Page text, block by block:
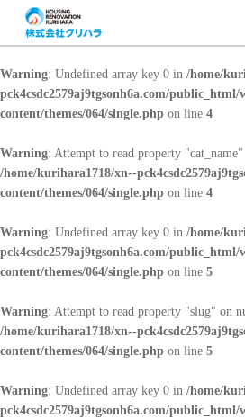
Warning: Undefined array key 0 in /home/
pck4csdc2579aj9tgsonh6a.com/public_html/
content/themes/064/single.php on line 4
Warning: Attempt to read property
/home/kurihara1718/xn--
content/themes/064/single.php on line 4
Warning: Undefined array key 0 in /home/
pck4csdc2579aj9tgsonh6a.com/public_html/
content/themes/064/single.php on line 5
Warning: Attempt to read property "slug" on
/home/kurihara1718/xn--
content/themes/064/single.php on line 5
Warning: Undefined array key 0 in /home/
pck4csdc2579aj9tgsonh6a.com/public_html/